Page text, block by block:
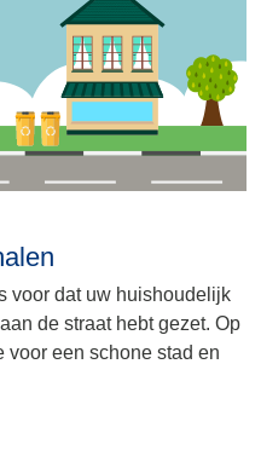
voor dat uw huishoudelijk
de straat hebt gezet. Op
voor een schone stad en